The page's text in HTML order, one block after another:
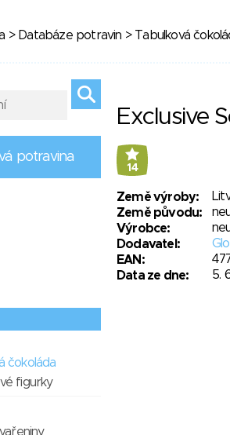
> Databáze potravin > Tabulková
Exclusive
14
Země výroby:
Země původu:
Výrobce:
Dodavatel:
EAN:
Data ze dne:
5.
potravina
čokoláda
figurky